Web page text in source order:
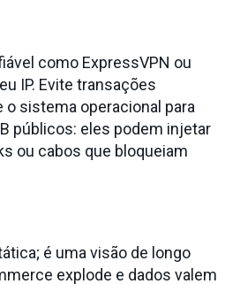
como ExpressVPN ou
IP. Evite transações
o sistema operacional para
públicos: eles podem injetar
ou cabos que bloqueiam
é uma visão de longo
explode e dados valem